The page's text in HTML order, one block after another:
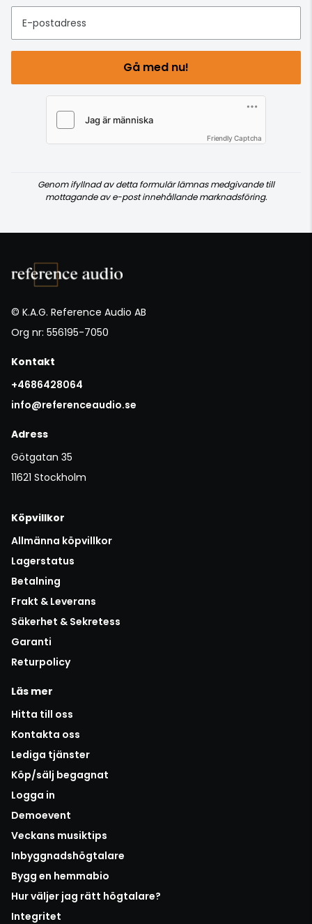
E-postadress
Gå med nu!
Friendly Captcha
Genom ifyllnad av detta formulär lämnas medgivande till
mottagande av e-post innehållande marknadsföring.
© K.A.G. Reference Audio AB
Org nr: 556195-7050
Kontakt
+4686428064
info@referenceaudio.se
Adress
Götgatan 35
11621 Stockholm
Köpvillkor
Allmänna köpvillkor
Lagerstatus
Betalning
Frakt & Leverans
Säkerhet & Sekretess
Garanti
Returpolicy
Läs mer
Hitta till oss
Kontakta oss
Lediga tjänster
Köp/sälj begagnat
Logga in
Demoevent
Veckans musiktips
Inbyggnadshögtalare
Bygg en hemmabio
Hur väljer jag rätt högtalare?
Integritet